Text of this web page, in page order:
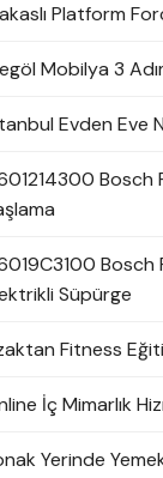
Platform
Mobilya 3
Evden Eve
Bosch
Bosch
Süpürge
Fitness
İç Mimarlık
Yerinde